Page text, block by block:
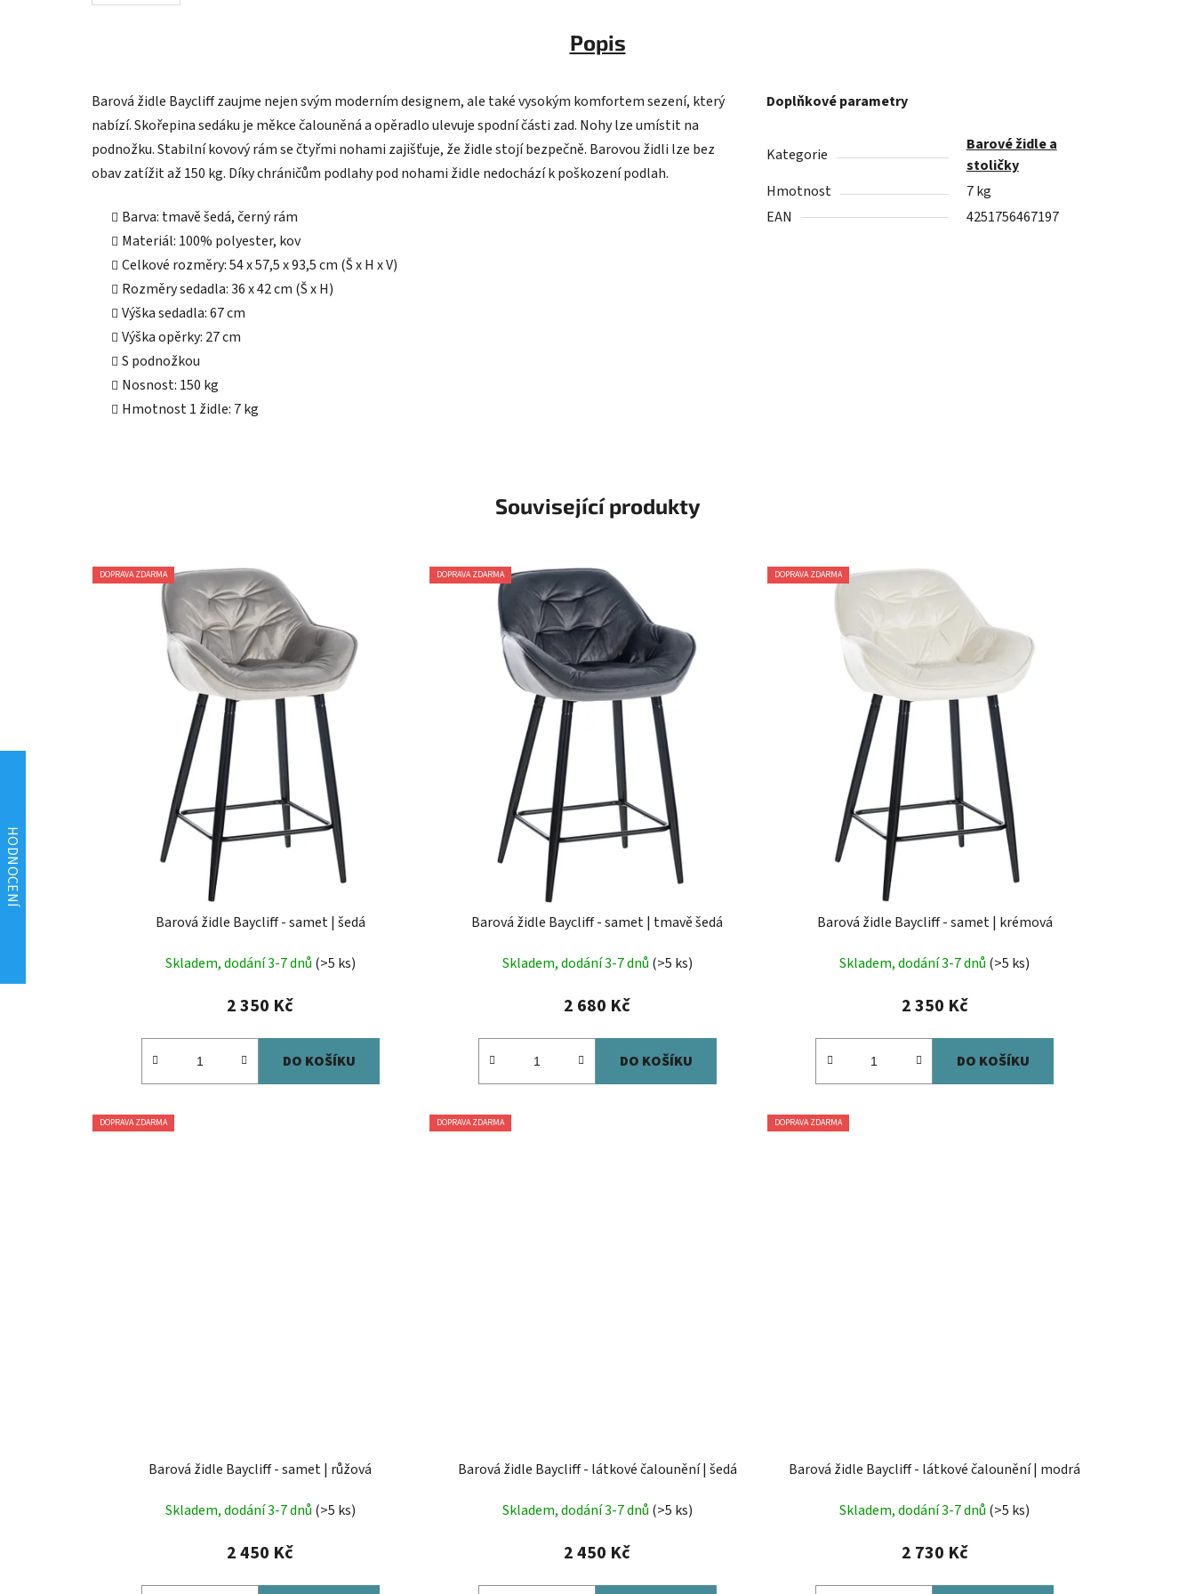
Popis
Barová židle Baycliff zaujme nejen svým moderním designem, ale také vysokým komfortem sezení, který
nabízí. Skořepina sedáku je měkce čalouněná a opěradlo ulevuje spodní části zad. Nohy lze umístit na
podnožku. Stabilní kovový rám se čtyřmi nohami zajišťuje, že židle stojí bezpečně. Barovou židli lze bez
obav zatížit až 150 kg. Díky chráničům podlahy pod nohami židle nedochází k poškození podlah.
Barva: tmavě šedá, černý rám
Materiál: 100% polyester, kov
Celkové rozměry: 54 x 57,5 x 93,5 cm (Š x H x V)
Rozměry sedadla: 36 x 42 cm (Š x H)
Výška sedadla: 67 cm
Výška opěrky: 27 cm
S podnožkou
Nosnost: 150 kg
Hmotnost 1 židle: 7 kg
Doplňkové parametry
Kategorie
Barové židle a
stoličky
Hmotnost
7 kg
EAN
4251756467197
Související produkty
DOPRAVA ZDARMA
Barová židle Baycliff - samet | šedá
Skladem, dodání 3-7 dnů (>5 ks)
2 350 Kč
DO KOŠÍKU
DOPRAVA ZDARMA
Barová židle Baycliff - samet | tmavě šedá
Skladem, dodání 3-7 dnů (>5 ks)
2 680 Kč
DO KOŠÍKU
DOPRAVA ZDARMA
Barová židle Baycliff - samet | krémová
Skladem, dodání 3-7 dnů (>5 ks)
2 350 Kč
DO KOŠÍKU
DOPRAVA ZDARMA
Barová židle Baycliff - samet | růžová
Skladem, dodání 3-7 dnů (>5 ks)
2 450 Kč
DOPRAVA ZDARMA
Barová židle Baycliff - látkové čalounění | šedá
Skladem, dodání 3-7 dnů (>5 ks)
2 450 Kč
DOPRAVA ZDARMA
Barová židle Baycliff - látkové čalounění | modrá
Skladem, dodání 3-7 dnů (>5 ks)
2 730 Kč